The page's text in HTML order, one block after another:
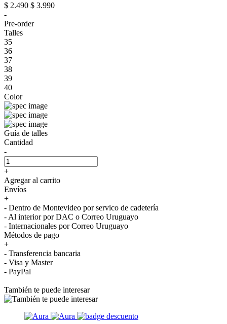
$ 2.490 $ 3.990
-
Pre-order
Talles
35
36
37
38
39
40
Color
Guía de talles
Cantidad
-
+
Agregar al carrito
Envíos
+
- Dentro de Montevideo por servico de cadetería
- Al interior por DAC o Correo Uruguayo
- Internacionales por Correo Uruguayo
Métodos de pago
+
- Transferencia bancaria
- Visa y Master
- PayPal
También te puede interesar